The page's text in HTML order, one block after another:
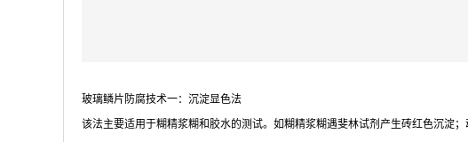
玻璃鳞片防腐技术一：沉淀显色法
该法主要适用于糊精浆糊和胶水的测试。如糊精浆糊遇斐林试剂产生砖红色沉淀